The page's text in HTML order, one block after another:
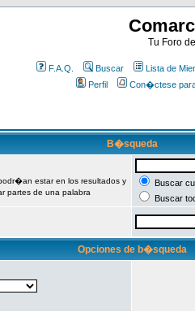
Tu Foro
F.A.Q. Buscar Lista de
Perfil
Con�ctese
B�squeda
estar en los resultados y
partes de una palabra
Buscar
Buscar
Opciones de b�squeda